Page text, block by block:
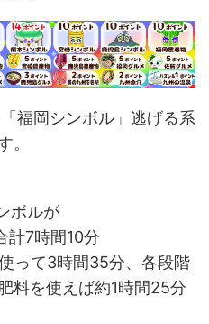
福岡シンボル」逃げる系
。
ボルが
計7時間10分
って3時間35分、各段階
料を使えば約1時間25分